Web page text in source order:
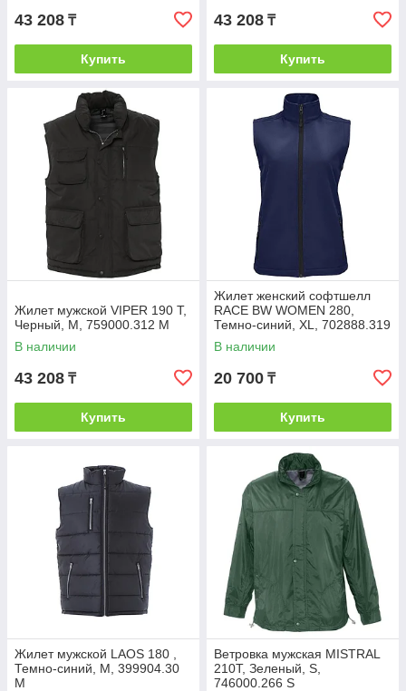
43 208 ₸
Купить
43 208 ₸
Купить
Жилет мужской VIPER 190 Т,
Черный, M, 759000.312 M
В наличии
43 208 ₸
Купить
Жилет женский софтшелл
RACE BW WOMEN 280,
Темно-синий, XL, 702888.319
XL
В наличии
20 700 ₸
Купить
Жилет мужской LAOS 180 ,
Темно-синий, M, 399904.30
M
Ветровка мужская MISTRAL
210T, Зеленый, S,
746000.266 S